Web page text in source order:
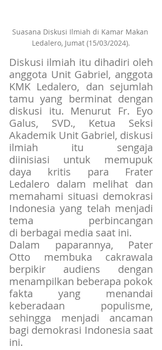
Suasana Diskusi Ilmiah di Kamar Makan
Ledalero, Jumat (15/03/2024).
Diskusi ilmiah itu dihadiri oleh
anggota Unit Gabriel, anggota
KMK Ledalero, dan sejumlah
tamu yang berminat dengan
diskusi itu. Menurut Fr. Eyo
Galus, SVD., Ketua Seksi
Akademik Unit Gabriel, diskusi
ilmiah itu sengaja
diinisiasi untuk memupuk
daya kritis para Frater
Ledalero dalam melihat dan
memahami situasi demokrasi
Indonesia yang telah menjadi
tema perbincangan
di berbagai media saat ini.
Dalam paparannya, Pater
Otto membuka cakrawala
berpikir audiens dengan
menampilkan beberapa pokok
fakta yang menandai
keberadaan populisme,
sehingga menjadi ancaman
bagi demokrasi Indonesia saat
ini.